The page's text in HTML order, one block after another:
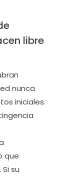
libre
nunca
iniciales.
que
su